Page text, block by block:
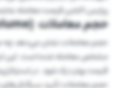
پرایس اکشن فرصت معامله
حجم معاملات (Volume)
حجم معاملات نشان می‌دهد چه
مشخص معامله شده است. این
قیمت بهتر درک شود. در
حجم معاملات تأیید سیگنال‌های